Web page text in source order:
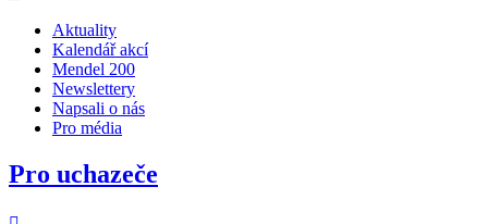
Aktuality
Kalendář akcí
Mendel 200
Newslettery
Napsali o nás
Pro média
Pro uchazeče